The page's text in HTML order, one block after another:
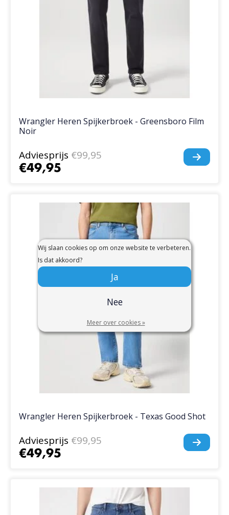
Wrangler Heren Spijkerbroek - Greensboro Film
Noir
Adviesprijs €99,95
€49,95
Wrangler Heren Spijkerbroek - Texas Good Shot
Adviesprijs €99,95
€49,95
Wij slaan cookies op om onze website te verbeteren.
Is dat akkoord?
Ja
Nee
Meer over cookies »